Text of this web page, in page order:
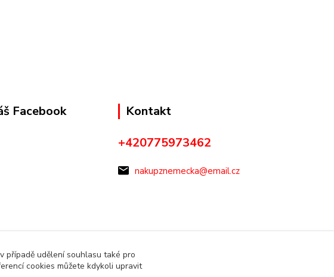
Facebook
Kontakt
+420775973462
nakupznemecka@email.cz
případě udělení souhlasu také pro
cookies můžete kdykoli upravit